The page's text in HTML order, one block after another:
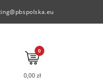
0
0,00 zł